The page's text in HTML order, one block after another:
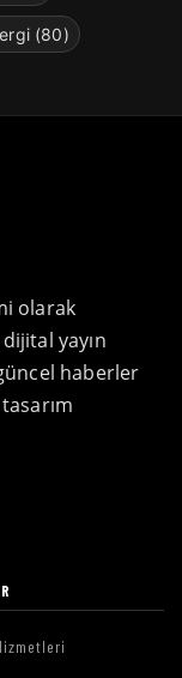
(80)
olarak
yayın
haberler